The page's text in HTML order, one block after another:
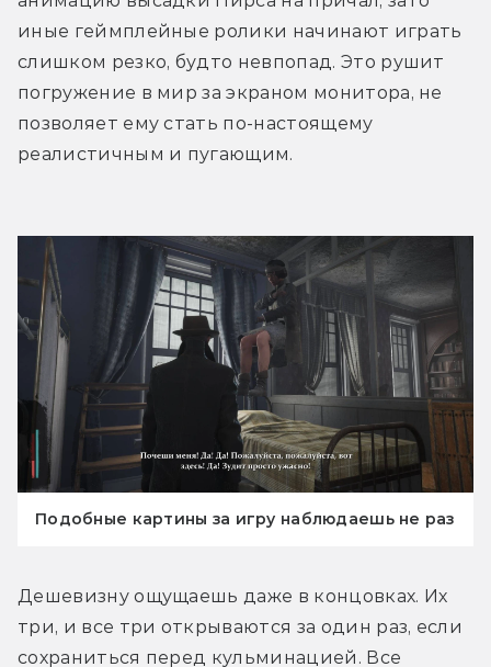
иные геймплейные ролики начинают играть
слишком резко, будто невпопад. Это рушит
погружение в мир за экраном монитора, не
позволяет ему стать по-настоящему
реалистичным и пугающим.
Подобные картины за игру наблюдаешь не раз
Дешевизну ощущаешь даже в концовках. Их
три, и все три открываются за один раз, если
сохраниться перед кульминацией. Все